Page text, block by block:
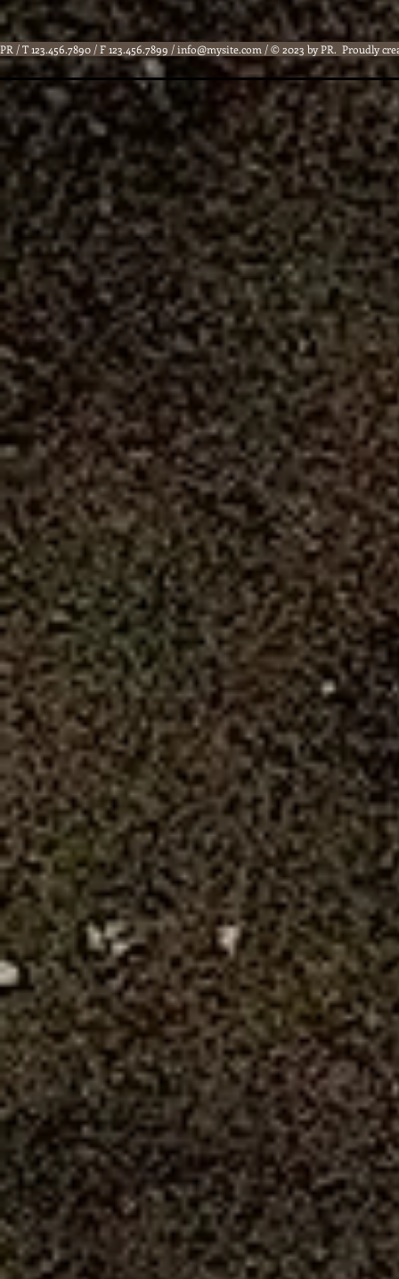
PR / T 123.456.7890 / F 123.456.7899 /info@mysite.com / © 2023 by PR. Proudly